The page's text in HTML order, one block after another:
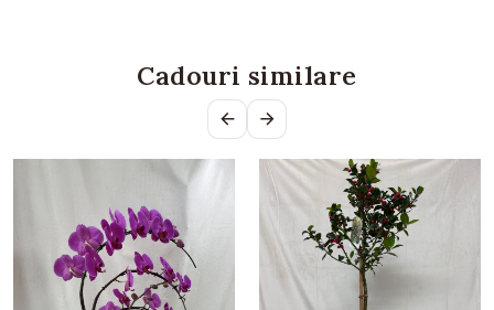
Cadouri similare